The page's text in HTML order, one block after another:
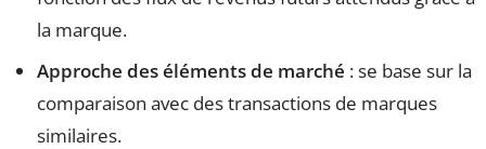
la marque.
Approche des éléments de marché : se base sur la
comparaison avec des transactions de marques
similaires.